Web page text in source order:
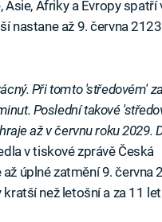
Asie, Afriky a Evropy spatří
nastane až 9. června
Při tomto 'středovém'
Poslední takové
až v červnu roku 2029.
v tiskové zprávě Česká
úplné zatmění 9. června
než letošní a za 11